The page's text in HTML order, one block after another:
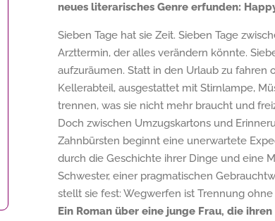
neues literarisches Genre erfunden:
Sieben Tage hat sie Zeit. Sieben Tage
Arzttermin, der alles verändern könnte.
aufzuräumen. Statt in den Urlaub zu fahren
Kellerabteil, ausgestattet mit Stirnlampe,
trennen, was sie nicht mehr braucht und
Doch zwischen Umzugskartons und
Zahnbürsten beginnt eine unerwartete
durch die Geschichte ihrer Dinge und eine
Schwester, einer pragmatischen
stellt sie fest: Wegwerfen ist Trennung ohne
Ein Roman über eine junge Frau, die